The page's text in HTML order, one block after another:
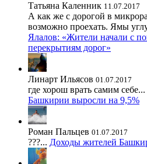
Татьяна Каленник 11.07.2017
А как же с дорогой в
возможно проехать. Ямы
Ялалов: «Жители начали с
перекрытиям дорог»
Линарт Ильясов 01.07.2017
где хорош врать самим себе...
Башкирии выросли на 9,5%
Роман Пальцев 01.07.2017
???... Доходы жителей